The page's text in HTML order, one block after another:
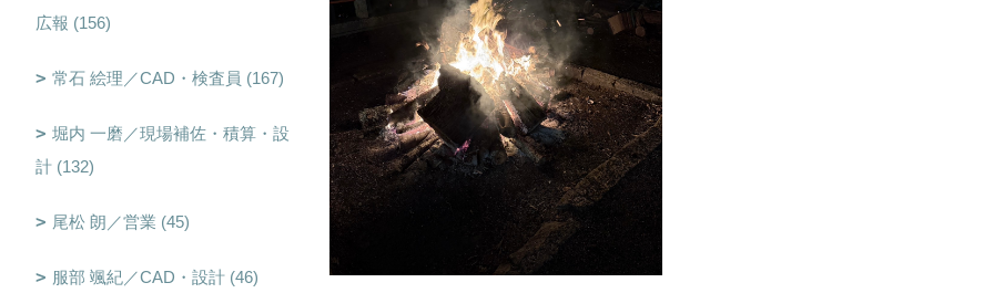
広報 (156)
常石 絵理／CAD・検査員 (167)
堀内 一磨／現場補佐・積算・設
計 (132)
尾松 朗／営業 (45)
服部 颯紀／CAD・設計 (46)